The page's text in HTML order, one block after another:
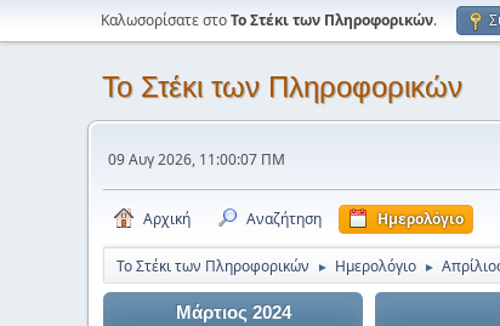
Καλωσορίσατε στοΤο Στέκι των Πληροφορικών.
Το Στέκι των Πληροφορικών
09 Αυγ 2026, 11:00:07 ΠΜ
Αρχική Αναζήτηση Ημερολόγιο
Το Στέκι των Πληροφορικών ► Ημερολόγιο ►
Μάρτιος 2024